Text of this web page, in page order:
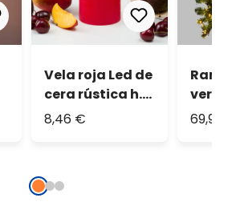
Vela roja Led de
cera rústica h.
15 cm
8,46 €
2,7